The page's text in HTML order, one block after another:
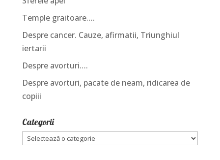
Temple graitoare….
Despre cancer. Cauze, afirmatii, Triunghiul
iertarii
Despre avorturi….
Despre avorturi, pacate de neam, ridicarea de
copiii
Categorii
Categorii